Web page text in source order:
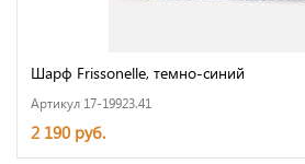
Шарф Frissonelle, темно-синий
Артикул 17-19923.41
2 190 руб.